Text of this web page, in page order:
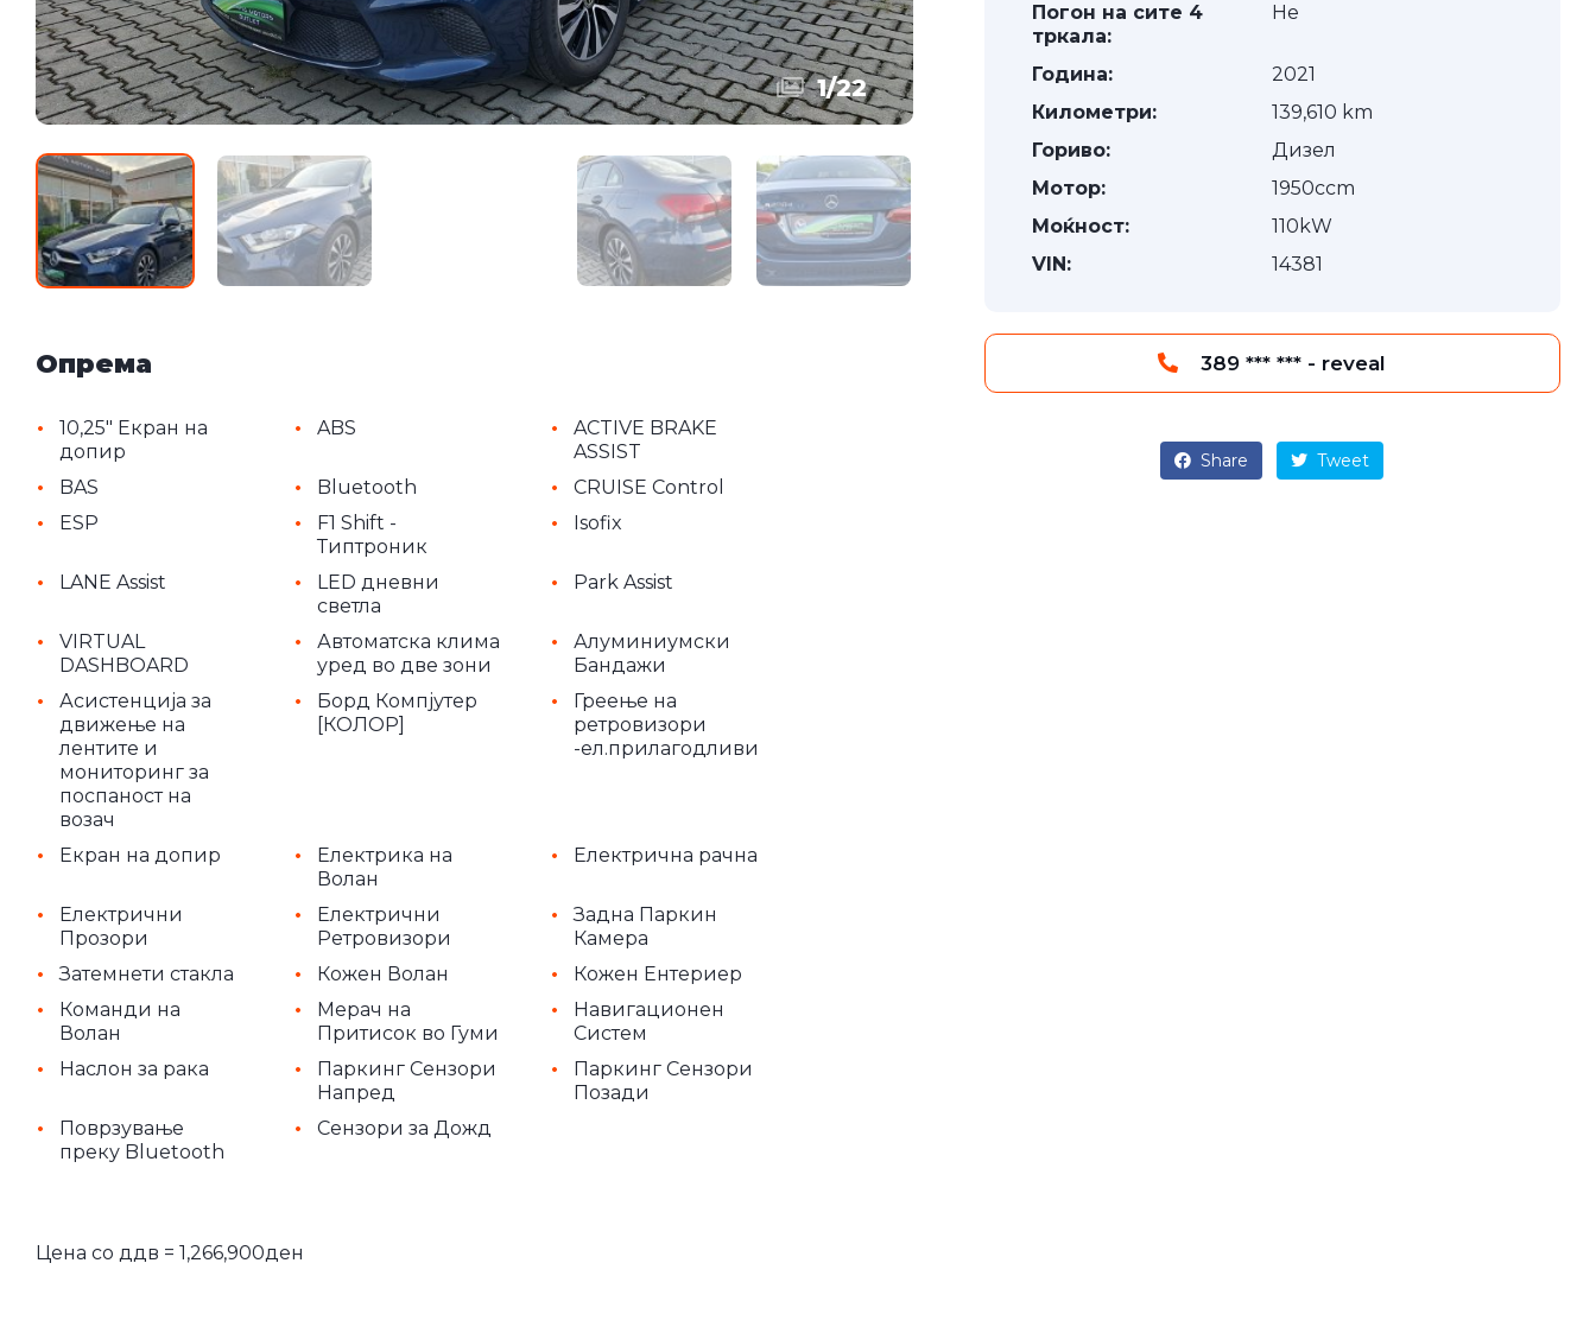
1/22
Опрема
•
10,25" Екран на
допир
• ABS •
ACTIVE BRAKE
ASSIST
• BAS • Bluetooth • CRUISE Control
• ESP •
F1 Shift -
Типтроник
• Isofix
• LANE Assist •
LED дневни
светла
• Park Assist
•
VIRTUAL
DASHBOARD
•
Автоматскa клима
уред во две зони
•
Алуминиумски
Бандажи
•
Асистенција за
движење на
лентите и
мониторинг за
поспаност на
возач
•
Борд Компјутер
[КОЛОР]
•
Греење на
ретровизори
-ел.прилагодливи
• Екран на допир •
Електрика на
Волан
• Електрична рачна
•
Електрични
Прозори
•
Електрични
Ретровизори
•
Задна Паркин
Камера
• Затемнети стакла • Кожен Волан • Кожен Ентериер
•
Команди на
Волан
•
Мерач на
Притисок во Гуми
•
Навигационен
Систем
• Наслон за рака •
Паркинг Сензори
Напред
•
Паркинг Сензори
Позади
•
Поврзување
преку Bluetooth
• Сензори за Дожд
Цена со ддв = 1,266,900ден
Погон на сите 4
тркала:
Не
Година:
2021
Километри:
139,610 km
Гориво:
Дизел
Мотор:
1950ccm
Моќност:
110kW
VIN:
14381
389 *** *** - reveal
Share Tweet